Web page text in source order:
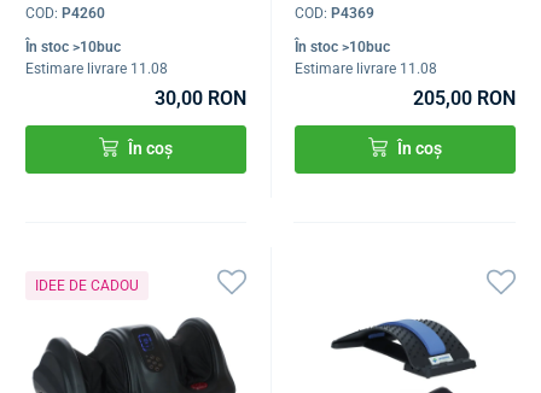
COD: P4260
În stoc >10buc
Estimare livrare 11.08
30,00 RON
În coș
COD:P4369
În stoc >10buc
Estimare livrare 11.08
205,00 RON
În coș
IDEE DE CADOU